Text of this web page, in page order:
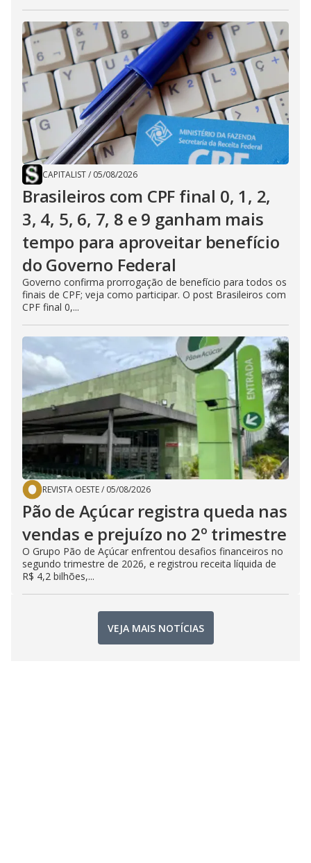
CAPITALIST/ 05/08/2026
Brasileiros com CPF final 0, 1, 2,
3, 4, 5, 6, 7, 8 e 9 ganham mais
tempo para aproveitar benefício
do Governo Federal
Governo confirma prorrogação de benefício para todos os
finais de CPF; veja como participar. O post Brasileiros com
CPF final 0,...
REVISTA OESTE/ 05/08/2026
Pão de Açúcar registra queda nas
vendas e prejuízo no 2º trimestre
O Grupo Pão de Açúcar enfrentou desafios financeiros no
segundo trimestre de 2026, e registrou receita líquida de
R$ 4,2 bilhões,...
VEJA MAIS NOTÍCIAS